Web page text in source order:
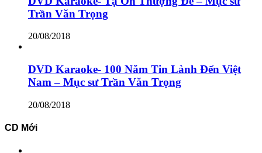
Trần Văn Trọng
20/08/2018
DVD Karaoke- 100 Năm Tin Lành Đến Việt
Nam – Mục sư Trần Văn Trọng
20/08/2018
CD Mới